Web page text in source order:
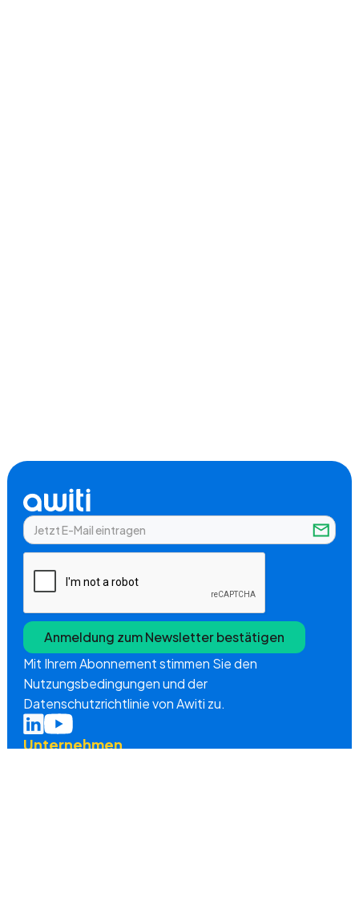
Mit Ihrem Abonnement stimmen Sie den
Nutzungsbedingungen und der
Datenschutzrichtlinie von Awiti zu.
Unternehmen